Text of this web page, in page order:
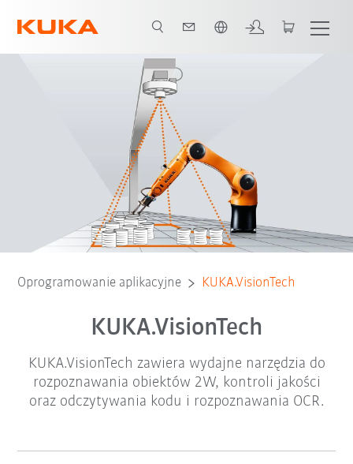
Oprogramowanie aplikacyjne KUKA.VisionTech
KUKA.VisionTech
KUKA.VisionTech zawiera wydajne narzędzia do
rozpoznawania obiektów 2W, kontroli jakości
oraz odczytywania kodu i rozpoznawania OCR.